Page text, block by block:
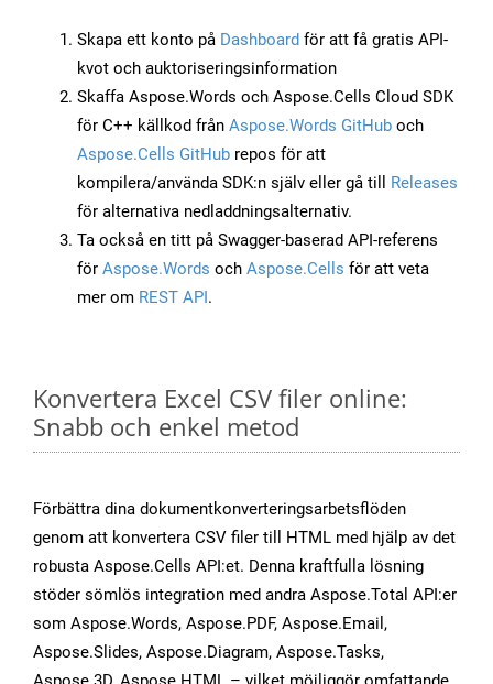
Skapa ett konto på Dashboard för att få gratis API-
kvot och auktoriseringsinformation
Skaffa Aspose.Words och Aspose.Cells Cloud SDK
för C++ källkod från Aspose.Words GitHub och
Aspose.Cells GitHub repos för att
kompilera/använda SDK:n själv eller gå till Releases
för alternativa nedladdningsalternativ.
Ta också en titt på Swagger-baserad API-referens
för Aspose.Words och Aspose.Cells för att veta
mer om REST API.
Konvertera Excel CSV filer online:
Snabb och enkel metod
Förbättra dina dokumentkonverteringsarbetsflöden
genom att konvertera CSV filer till HTML med hjälp av det
robusta Aspose.Cells API:et. Denna kraftfulla lösning
stöder sömlös integration med andra Aspose.Total API:er
som Aspose.Words, Aspose.PDF, Aspose.Email,
Aspose.Slides, Aspose.Diagram, Aspose.Tasks,